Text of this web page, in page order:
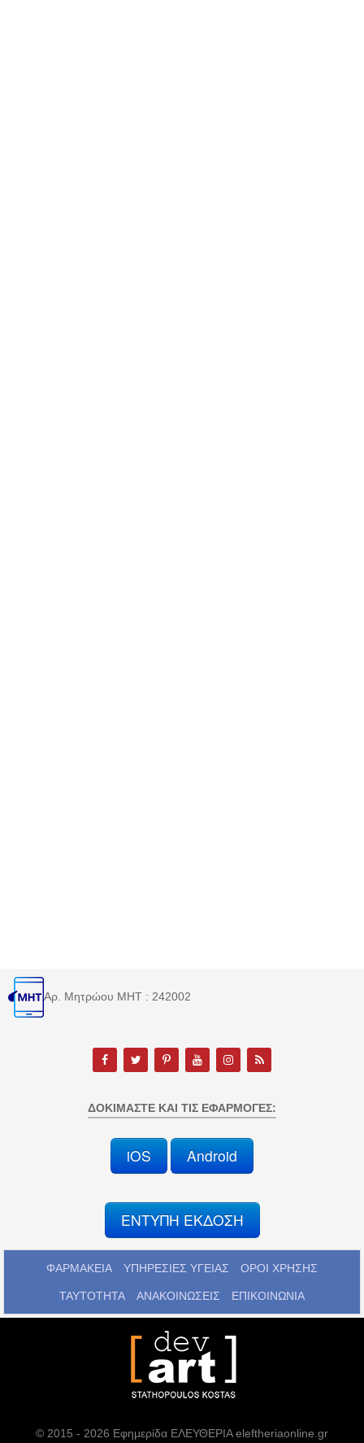
Αρ. Μητρώου MHT : 242002
ΔΟΚΙΜΆΣΤΕ ΚΑΙ ΤΙΣ ΕΦΑΡΜΟΓΈΣ:
iOS Android
ΕΝΤΥΠΗ ΕΚΔΟΣΗ
ΦΑΡΜΑΚΕΙΑ ΥΠΗΡΕΣΙΕΣ ΥΓΕΙΑΣ ΟΡΟΙ ΧΡΗΣΗΣ
ΤΑΥΤΟΤΗΤΑ ΑΝΑΚΟΙΝΩΣΕΙΣ ΕΠΙΚΟΙΝΩΝΙΑ
© 2015 - 2026 Εφημερίδα ΕΛΕΥΘΕΡΙΑ eleftheriaonline.gr